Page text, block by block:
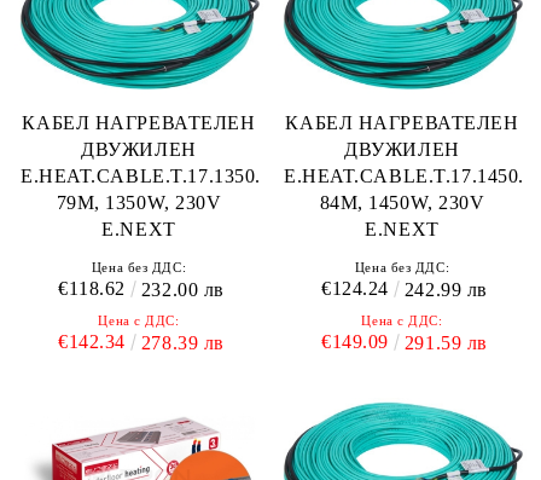
КАБЕЛ НАГРЕВАТЕЛЕН
ДВУЖИЛЕН
E.HEAT.CABLE.T.17.1350.
79M, 1350W, 230V
E.NEXT
Цена без ДДС:
€118.62 232.00 лв
Цена с ДДС:
€142.34 278.39 лв
КАБЕЛ НАГРЕВАТЕЛЕН
ДВУЖИЛЕН
E.HEAT.CABLE.T.17.1450.
84M, 1450W, 230V
E.NEXT
Цена без ДДС:
€124.24 242.99 лв
Цена с ДДС:
€149.09 291.59 лв